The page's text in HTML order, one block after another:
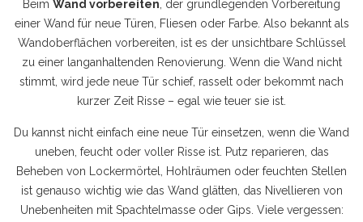
Beim Wand vorbereiten der grundlegenden Vorbereitung
einer Wand für neue Türen, Fliesen oder Farbe. Also bekannt als
Wandoberflächen vorbereiten , ist es der unsichtbare Schlüssel
zu einer langanhaltenden Renovierung. Wenn die Wand nicht
stimmt, wird jede neue Tür schief, rasselt oder bekommt nach
kurzer Zeit Risse – egal wie teuer sie ist.
Du kannst nicht einfach eine neue Tür einsetzen, wenn die Wand
uneben, feucht oder voller Risse ist. Putz reparieren das
Beheben von Lockermörtel, Hohlräumen oder feuchten Stellen
ist genauso wichtig wie das Wand glätten das Nivellieren von
Unebenheiten mit Spachtelmasse oder Gips . Viele vergessen: